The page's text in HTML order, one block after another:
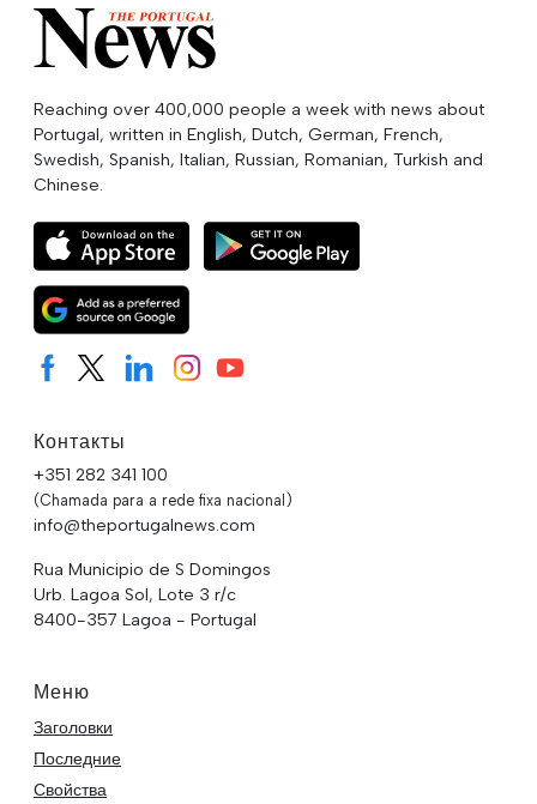
Reaching over 400,000 people a week with news about
Portugal, written in English, Dutch, German, French,
Swedish, Spanish, Italian, Russian, Romanian, Turkish and
Chinese.
Контакты
+351 282 341 100
(Chamada para a rede fixa nacional)
info@theportugalnews.com
Rua Municipio de S Domingos
Urb. Lagoa Sol, Lote 3 r/c
8400-357 Lagoa - Portugal
Меню
Заголовки
Последние
Свойства